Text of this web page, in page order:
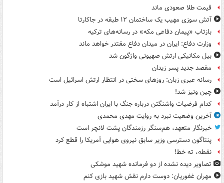
قیمت طلا صعودی ماند
آتش سوزی مهیب یک ساختمان ۱۲ طبقه در جاکارتا
بازتاب «پیمان دفاعی مکه» در رسانه‌های ترکیه
وزارت دفاع: ایران در میدان دفاع مقتدر خواهد ماند
بیل مکانیکی ارتش صهیونی واژگون شد
مقصد جدید پسر زیدان
رسانه عبری زبان: روزهای سختی در انتظار ارتش اسرائیل است
چین ونیز شد!
کدام فرضیات واشنگتن درباره جنگ با ایران اشتباه از کار درآمد
آخرین وضعیت نبرد به روایت مهدی محمدی
خبرنگار متعهد، هم‌سنگر رزمندگان پشت لانچر است
پنتاگون دسترسی وزیر سابق نیروی هوایی آمریکا را قطع کرد
نقطه، ته خط!
تصاویر دیده‌ نشده از دو فرمانده شهید موشکی
مهران غفوریان: دوست دارم نقش شهید بازی کنم